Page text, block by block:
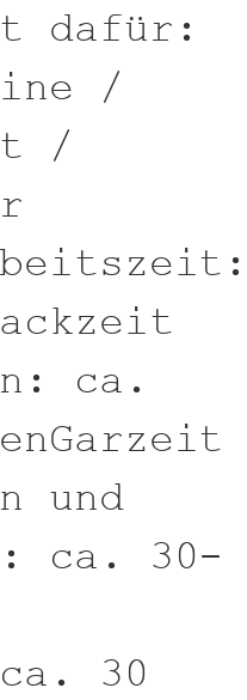
dafür:
/
/
ca.
und
ca. 30-
30